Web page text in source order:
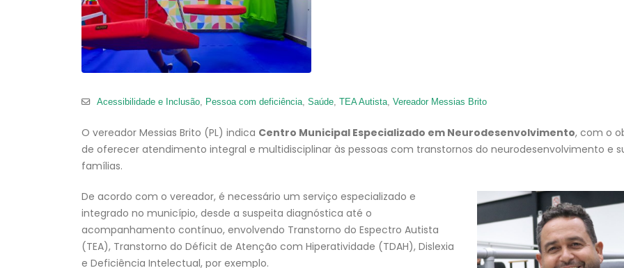
Acessibilidade e Inclusão, Pessoa com deficiência, Saúde, TEA Autista, Vereador Messias Brito
O vereador Messias Brito (PL) indica Centro Municipal Especializado em Neurodesenvolvimento, com o
de oferecer atendimento integral e multidisciplinar às pessoas com transtornos do neurodesenvolvimento e
famílias.
De acordo com o vereador, é necessário um serviço especializado e
integrado no município, desde a suspeita diagnóstica até o
acompanhamento contínuo, envolvendo Transtorno do Espectro Autista
(TEA), Transtorno do Déficit de Atenção com Hiperatividade (TDAH), Dislexia
e Deficiência Intelectual, por exemplo.